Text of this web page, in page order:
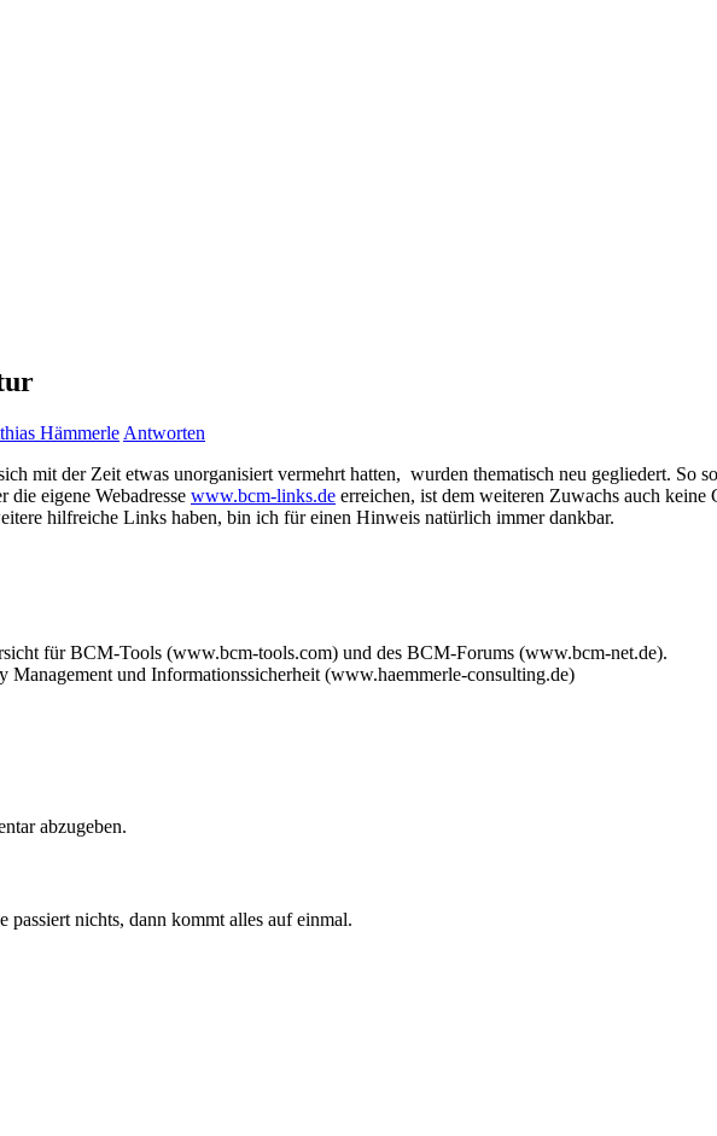
Hämmerle Antworten
mit der Zeit etwas unorganisiert vermehrt hatten, wurden thematisch neu gegliedert. So
die eigene Webadresse www.bcm-links.de erreichen, ist dem weiteren Zuwachs auch
hilfreiche Links haben, bin ich für einen Hinweis natürlich immer dankbar.
für BCM-Tools (www.bcm-tools.com) und des BCM-Forums (www.bcm-net.de).
Management und Informationssicherheit (www.haemmerle-consulting.de)
abzugeben.
nichts, dann kommt alles auf einmal.